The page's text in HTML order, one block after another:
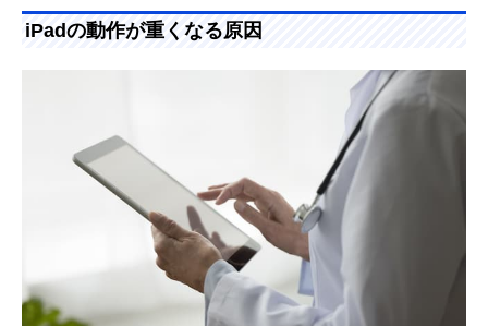
iPadの動作が重くなる原因